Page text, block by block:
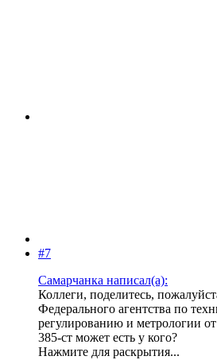
#7
Самарчанка написал(а):
Коллеги, поделитесь,
Федерального агентства по
регулированию и метрологии
385-ст может есть у кого?
Нажмите для раскрытия...